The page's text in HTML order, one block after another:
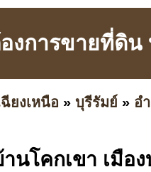
งการขายที่ดิน
ยงเหนือ » บุรีรัมย์ » อ
นโคกเขา เมือ